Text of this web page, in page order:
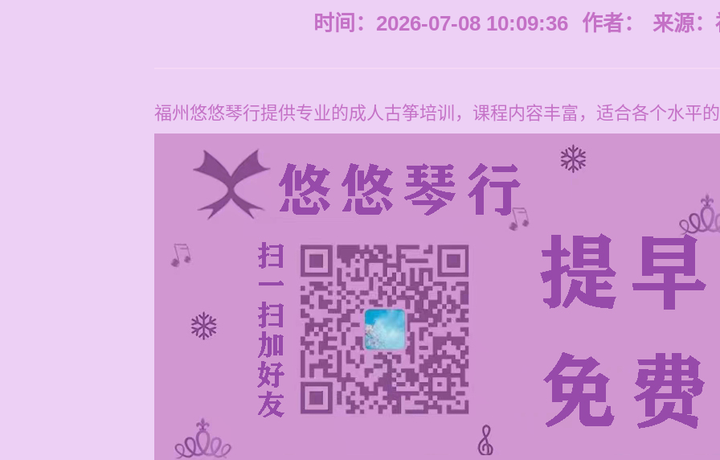
时间：2026-07-08 10:09:36 作者： 来源：
福州悠悠琴行提供专业的成人古筝培训，课程内容丰富，适合各个水平